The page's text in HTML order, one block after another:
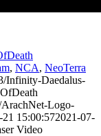
, NCA, NeoTerra
Infinity-Daedalus-
ArachNet-Logo-
21 15:00:572021-07-
Video